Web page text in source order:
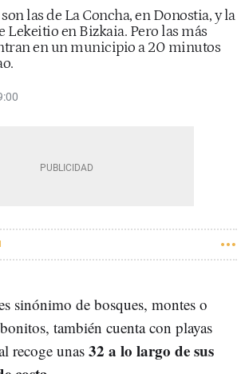
las de La Concha, en Donostia, y la
Lekeitio en Bizkaia. Pero las más
en un municipio a 20 minutos
sinónimo de bosques, montes o
también cuenta con playas
recoge unas 32 a lo largo de sus